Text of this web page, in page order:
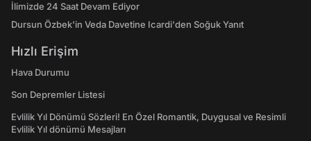
İlimizde 24 Saat Devam Ediyor
Dursun Özbek'in Veda Davetine Icardi'den Soğuk Yanıt
Hızlı Erişim
Hava Durumu
Son Depremler Listesi
Evlilik Yıl Dönümü Sözleri! En Özel Romantik, Duygusal ve Resimli
Evlilik Yıl dönümü Mesajları